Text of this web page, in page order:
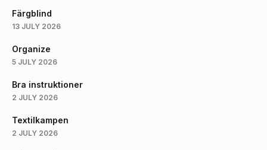
Färgblind
13 JULY 2026
Organize
5 JULY 2026
Bra instruktioner
2 JULY 2026
Textilkampen
2 JULY 2026